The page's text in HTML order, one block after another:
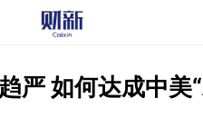
严 如何达成中美